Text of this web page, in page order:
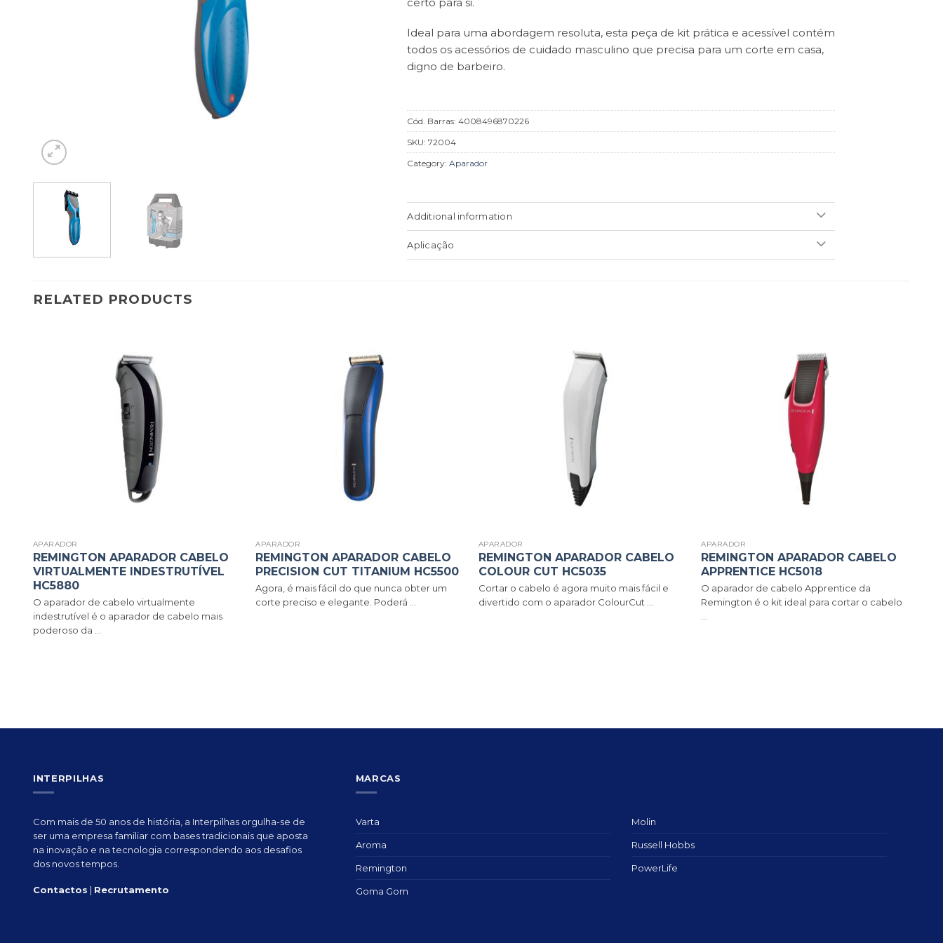
Ideal para uma abordagem resoluta, esta peça de kit prática e acessível contém
todos os acessórios de cuidado masculino que precisa para um corte em casa,
digno de barbeiro.
Cód. Barras:4008496870226
SKU:72004
Category:Aparador
Additional information
Aplicação
RELATED PRODUCTS
APARADOR
REMINGTON APARADOR CABELO
VIRTUALMENTE INDESTRUTÍVEL
HC5880
O aparador de cabelo virtualmente
indestrutível é o aparador de cabelo mais
poderoso da ...
APARADOR
REMINGTON APARADOR CABELO
PRECISION CUT TITANIUM HC5500
Agora, é mais fácil do que nunca obter um
corte preciso e elegante. Poderá ...
APARADOR
REMINGTON APARADOR CABELO
COLOUR CUT HC5035
Cortar o cabelo é agora muito mais fácil e
divertido com o aparador ColourCut ...
APARADOR
REMINGTON APARADOR CABELO
APPRENTICE HC5018
O aparador de cabelo Apprentice da
Remington é o kit ideal para cortar o cabelo
...
INTERPILHAS
Com mais de 50 anos de história, a Interpilhas orgulha-se de
ser uma empresa familiar com bases tradicionais que aposta
na inovação e na tecnologia correspondendo aos desafios
dos novos tempos.
Contactos | Recrutamento
MARCAS
Varta
Aroma
Remington
Goma Gom
Molin
Russell Hobbs
PowerLife